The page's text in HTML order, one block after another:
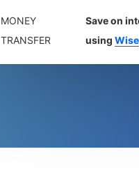
MONEY
TRANSFER
Save on
using Wise